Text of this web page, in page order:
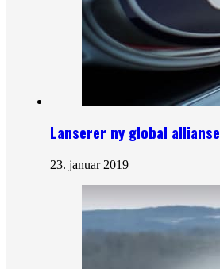
Lanserer ny global allianse
23. januar 2019